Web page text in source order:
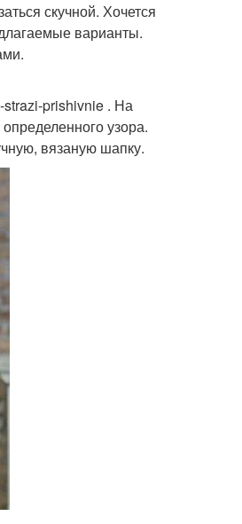
скучной. Хочется
варианты.
prishivnie . На
узора.
вязаную шапку.